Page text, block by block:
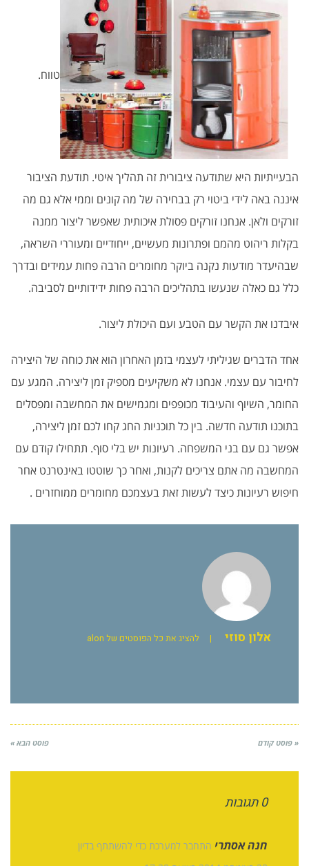
טווח.
הבעייתיות היא שתודעה ציבורית זה תהליך איטי. תודעת הציבור
איננה באה לידי ביטוי רק בבחירה של מה קונים וממי אלא גם מה
זורקים ולאן. אנחנו זורקים פסולת איכותית שאפשר ליצור ממנה
בקלות ריהוט מהמם ופתרונות מעשיים, ייחודיים ומעוררי השראה,
שבהיעדר מודעות נקנה ביוקר מחומרים הרבה פחות עמידים ובדרך
כלל גם כאלה שנעשו בתהליכים הרבה פחות ידידותיים לסביבה.
איבדנו את הקשר עם הטבע ועם היכולת ליצור.
אחד הדברים שגיליתי לעצמי בזמן האחרון הוא את כוחה של היצירה
לחיבור עם עצמי. אנחנו לא משקיעים מספיק זמן ליצירה. המגע עם
החומר, השיוף והעיבוד מכופפים ומגמישים את המחשבה ומפסלים
בתוכנו תודעה חדשה. בין כל תוכניות החג קחו לכם זמן ליצירה,
אפשר גם עם בני המשפחה. רעיונות יש בלי סוף. תתחילו קודם עם
המחשבה מה אתם צריכים לקנות, ואחר כך שוטטו באינטרנט אחר
חיפוש רעיונות כיצד לעשות זאת בעצמכם מחומרים ממוחזרים .
אלון סוזי | להציג את כל הפוסטים של alon
« פוסט קודם פוסט הבא »
0 תגובות
חנה אסתרי התחבר למערכת כדי להשתתף בדיון